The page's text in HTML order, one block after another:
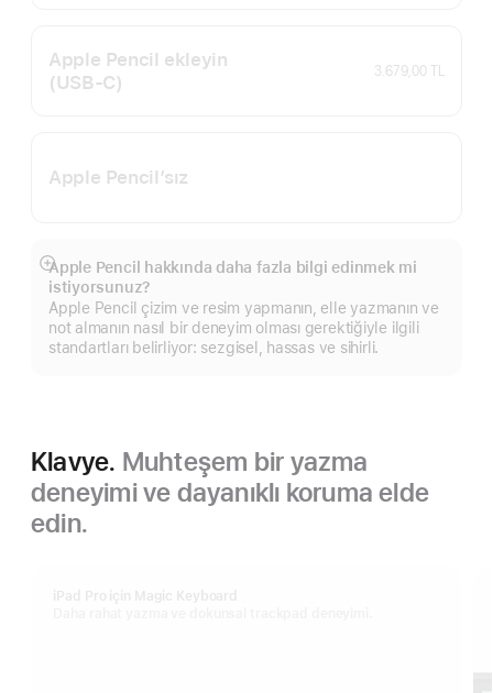
Apple Pencil ekleyin
(USB‑C)
3.679,00 TL
Apple Pencil’sız
Apple Pencil hakkında daha fazla bilgi edinmek mi
istiyorsunuz?
Apple Pencil çizim ve resim yapmanın, elle yazmanın ve
not almanın nasıl bir deneyim olması gerektiğiyle ilgili
standartları belirliyor: sezgisel, hassas ve sihirli.
Daha
fazlasını
göster
Klavye. Muhteşem bir yazma
deneyimi ve dayanıklı koruma elde
edin.